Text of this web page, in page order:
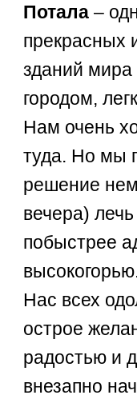
Потала –
прекрасных
зданий мира
городом,
Нам очень
туда. Но мы
решение
вечера)
побыстрее
Нас всех
острое
радостью и
внезапно